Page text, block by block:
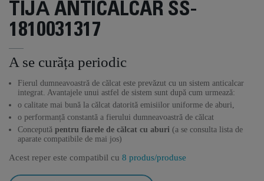
TIJĂ ANTICALCAR SS-
1810031317
A se curăța periodic
Fierul dumneavoastră de călcat este prevăzut cu un sistem anticalcar
integrat. Avantajele unui astfel de sistem sunt după cum urmează:
o calitate mai bună la călcat datorită emisiilor uniforme de aburi,
o performanță constantă a fierului dumneavoastră de călcat
Concepută pentru fiarele de călcat cu aburi (a se consulta lista de
aparate compatibile de mai jos)
Acest reper este compatibil cu 8 produs/produse